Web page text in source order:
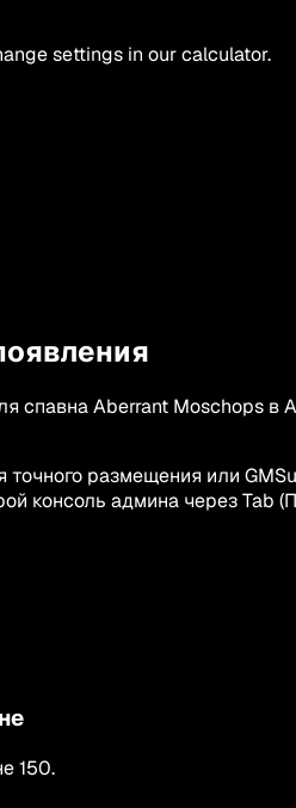
settings in our calculator.
спавна Aberrant Moschops
размещения или
консоль админа через
150.